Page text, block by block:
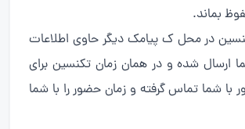
بماند.
در محل ک پیامک دیگر حاوی اطلاعات
ارسال شده و در همان زمان تکنسین برای
با شما تماس گرفته و زمان حضور را با شما